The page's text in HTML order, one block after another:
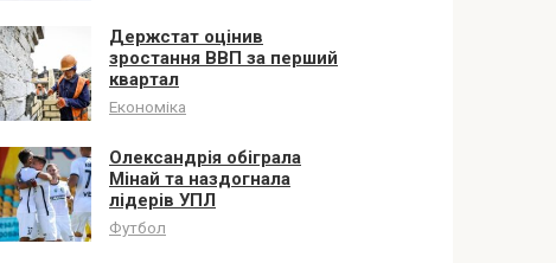
Держстат оцінив
зростання ВВП за перший
квартал
Економіка
Олександрія обіграла
Мінай та наздогнала
лідерів УПЛ
Футбол